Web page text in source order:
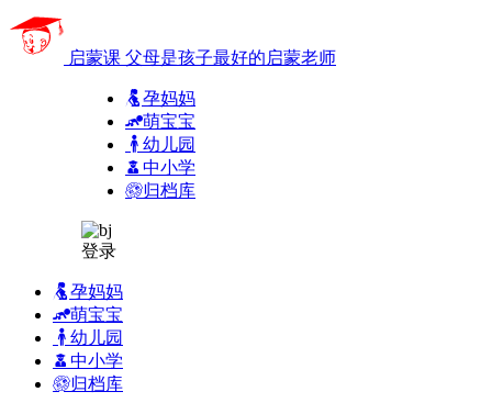
启蒙课 父母是孩子最好的启蒙老师
孕妈妈
萌宝宝
幼儿园
中小学
归档库
登录
孕妈妈
萌宝宝
幼儿园
中小学
归档库